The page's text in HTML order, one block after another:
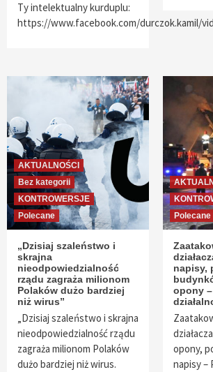
Ty intelektualny kurduplu:
https://www.facebook.com/durczok.kamil/
AKTUALNOŚCI
Bez kategorii
KONTROWERSJE
Polecane
„Dzisiaj szaleństwo i
skrajna
nieodpowiedzialność
rządu zagraża milionom
Polaków dużo bardziej
niż wirus”
„Dzisiaj szaleństwo i skrajna
nieodpowiedzialność rządu
zagraża milionom Polaków
dużo bardziej niż wirus.
Polecane
napisy,
opony
opony,
napisy –